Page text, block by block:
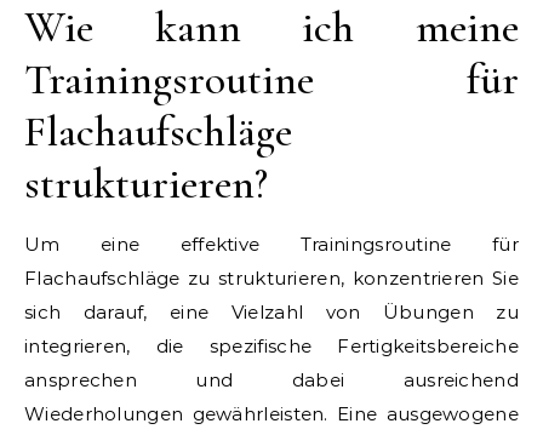
Wie kann ich meine
Trainingsroutine für
Flachaufschläge
strukturieren?
Um eine effektive Trainingsroutine für
Flachaufschläge zu strukturieren, konzentrieren Sie
sich darauf, eine Vielzahl von Übungen zu
integrieren, die spezifische Fertigkeitsbereiche
ansprechen und dabei ausreichend
Wiederholungen gewährleisten. Eine ausgewogene